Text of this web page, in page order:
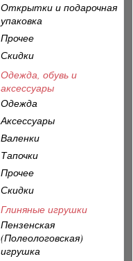
Открытки и подарочная
упаковка
Прочее
Скидки
Одежда, обувь и
аксессуары
Одежда
Аксессуары
Валенки
Тапочки
Прочее
Скидки
Глиняные игрушки
Пензенская
(Полеологовская)
игрушка